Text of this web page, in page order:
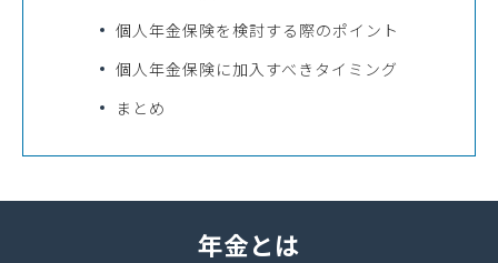
個人年金保険を検討する際のポイント
個人年金保険に加入すべきタイミング
まとめ
年金とは